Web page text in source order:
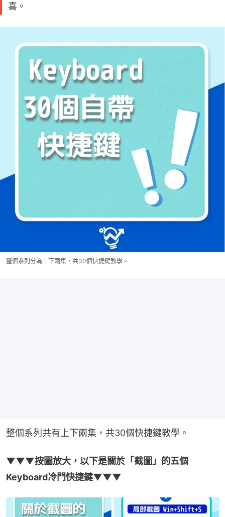
喜。
整個系列分為上下兩集，共30個快捷鍵教學。
整個系列共有上下兩集，共30個快捷鍵教學。
▼▼▼按圖放大，以下是關於「截圖」的五個
Keyboard冷門快捷鍵▼▼▼